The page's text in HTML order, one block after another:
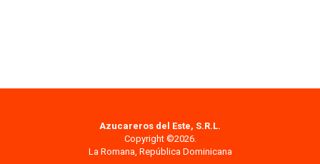
Azucareros del Este, S.R.L.
Copyright ©2026.
La Romana, República Dominicana